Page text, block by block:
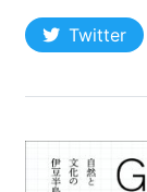
熱海市
三島市
宿泊・予約
Twitter